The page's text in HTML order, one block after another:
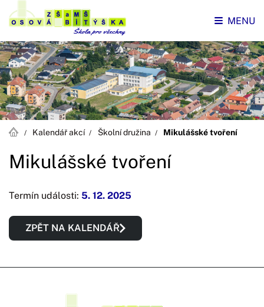
MENU
Kalendář akcí Školní družina Mikulášské tvoření
Mikulášské tvoření
Termín události: 5. 12. 2025
ZPĚT NA KALENDÁŘ